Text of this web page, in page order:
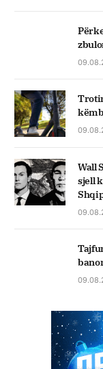
Wall
sjell